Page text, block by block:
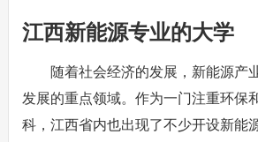
江西新能源专业的大学
随着社会经济的发展，新能源产
发展的重点领域。作为一门注重环保
科，江西省内也出现了不少开设新能